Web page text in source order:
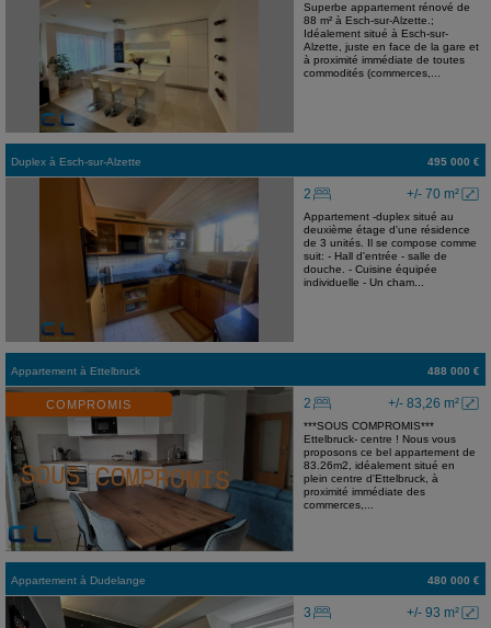
Superbe appartement rénové de
88 m² à Esch-sur-Alzette.;
Idéalement situé à Esch-sur-
Alzette, juste en face de la gare et
à proximité immédiate de toutes
commodités (commerces,...
Duplex à Esch-sur-Alzette 495 000 €
+/- 70 m²
2
Appartement -duplex situé au
deuxième étage d'une résidence
de 3 unités. Il se compose comme
suit: - Hall d'entrée - salle de
douche. - Cuisine équipée
individuelle - Un cham...
Appartement à Ettelbruck 488 000 €
COMPROMIS +/- 83,26 m²
2
***SOUS COMPROMIS***
Ettelbruck- centre ! Nous vous
proposons ce bel appartement de
83.26m2, idéalement situé en
plein centre d'Ettelbruck, à
proximité immédiate des
commerces,...
Appartement à Dudelange 480 000 €
+/- 93 m²
3